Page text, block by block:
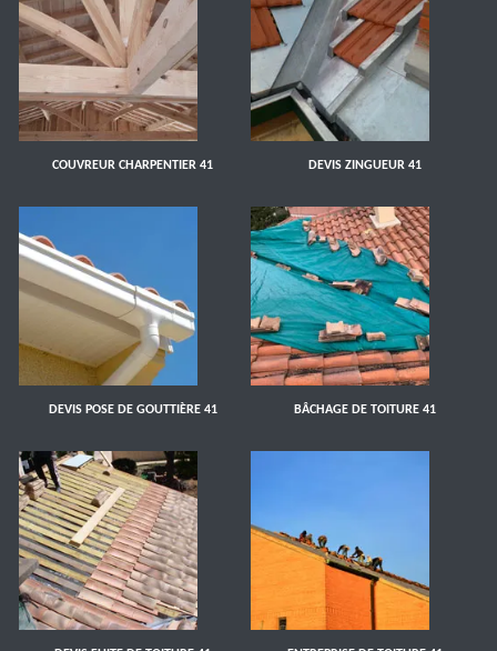
COUVREUR CHARPENTIER 41 DEVIS ZINGUEUR 41
DEVIS POSE DE GOUTTIÈRE 41 BÂCHAGE DE TOITURE 41